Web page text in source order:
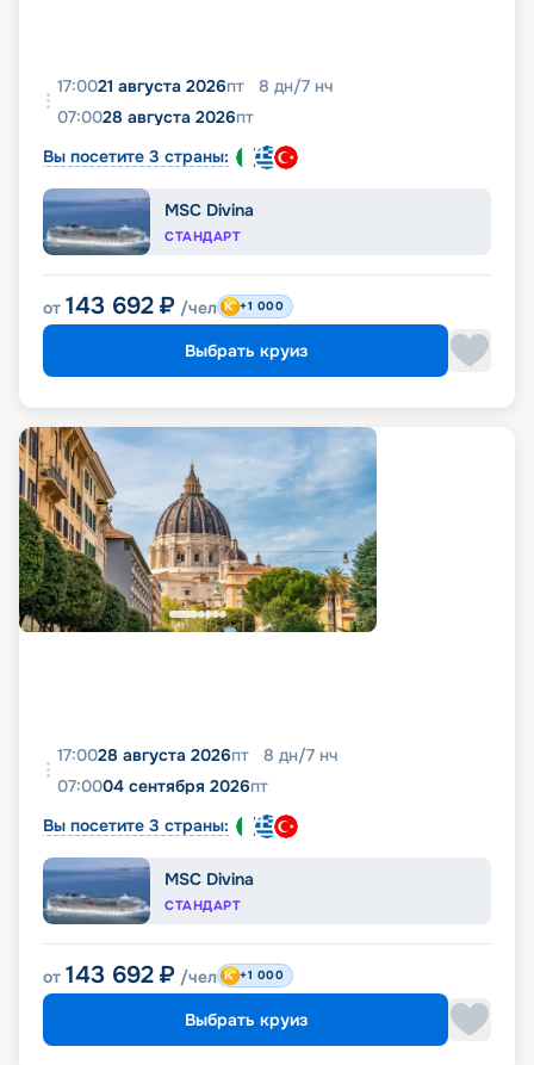
17:0021 августа 2026пт 8 дн/7 нч
07:0028 августа 2026пт
Вы посетите 3 страны:
MSC Divina
СТАНДАРТ
от 143 692 ₽ /чел +1 000
Выбрать круиз
17:0028 августа 2026пт 8 дн/7 нч
07:0004 сентября 2026пт
Вы посетите 3 страны:
MSC Divina
СТАНДАРТ
от 143 692 ₽ /чел +1 000
Выбрать круиз